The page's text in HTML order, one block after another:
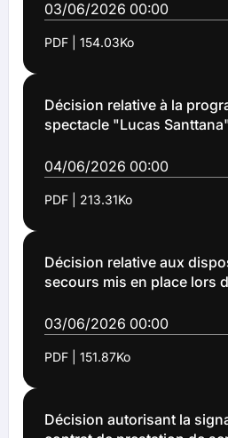
Liévin (CALL) pour des
rénovation d'éclairage
secteurs) au titre du
n°2026-115)
03/06/2026 00:00
PDF | 154.03Ko
Décision relative à la
spectacle "Lucas
culturelle 2026-2027 du
samedi 13 juin 2026 à 20
théâtre municipal Le
04/06/2026 00:00
PDF | 213.31Ko
Décision relative aux
secours mis en place lors
juin 2026 (DECISION 2026)
03/06/2026 00:00
PDF | 151.87Ko
Décision autorisant la